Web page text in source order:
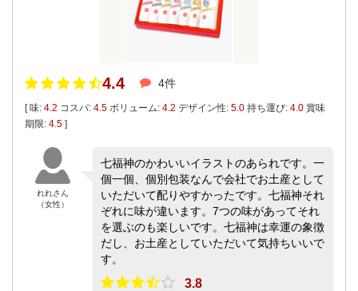
4.4 4件
[ 味: 4.2 コスパ: 4.5 ボリューム: 4.2 デザイン性: 5.0 持ち運び: 4.0 賞味
期限: 4.5 ]
れれさん
（女性）
七福神のかわいいイラストのあられです。一
個一個、個別包装なんで会社でお土産として
いただいて配りやすかったです。七福神それ
ぞれに味が違います。7つの味があってそれ
を選ぶのも楽しいです。七福神は幸運の象徴
だし、お土産としていただいて気持ちいいで
す。
3.8